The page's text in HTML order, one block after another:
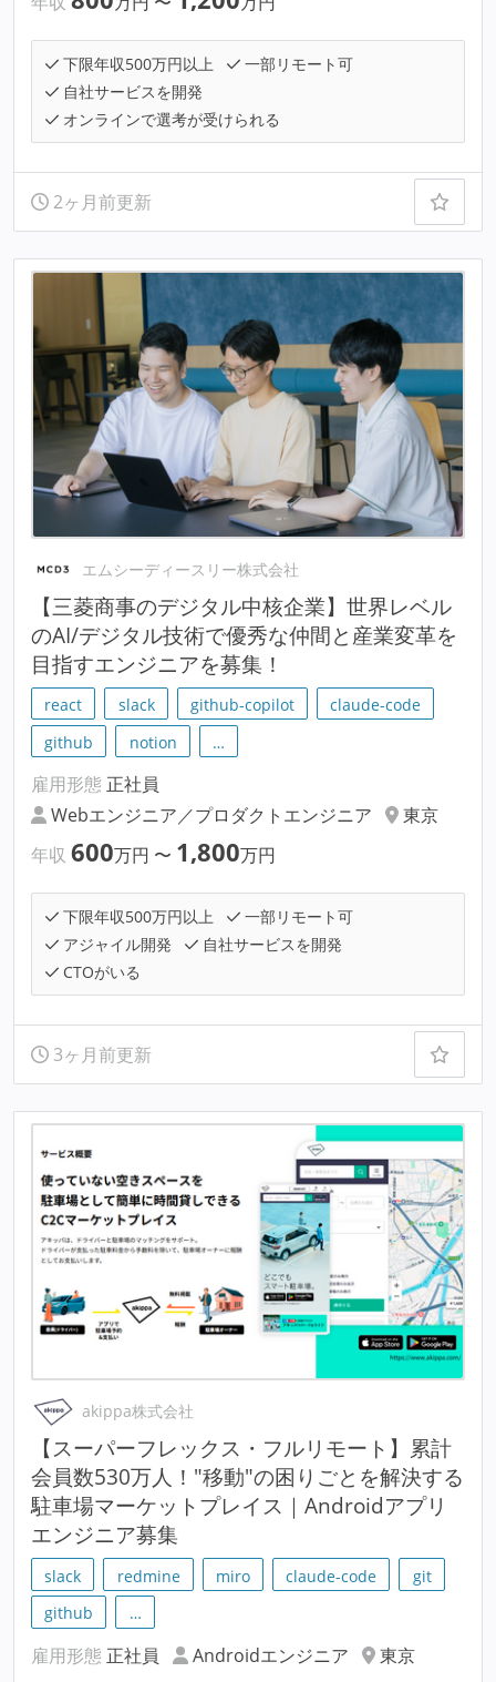
下限年収500万円以上
一部リモート可
自社サービスを開発
オンラインで選考が受けられる
2ヶ月前更新
エムシーディースリー株式会社
【三菱商事のデジタル中核企業】世界レベル
のAI/デジタル技術で優秀な仲間と産業変革を
目指すエンジニアを募集！
react slack github-copilot
claude-code
github
notion …
雇用形態 正社員
Webエンジニア／プロダクトエンジニア
東京
年収 600万円 〜 1,800万円
下限年収500万円以上
一部リモート可
アジャイル開発
自社サービスを開発
CTOがいる
3ヶ月前更新
akippa株式会社
【スーパーフレックス・フルリモート】累計
会員数530万人！"移動"の困りごとを解決する
駐車場マーケットプレイス｜Androidアプリ
エンジニア募集
slack redmine miro claude-code
git
github
…
雇用形態 正社員 Androidエンジニア 東京